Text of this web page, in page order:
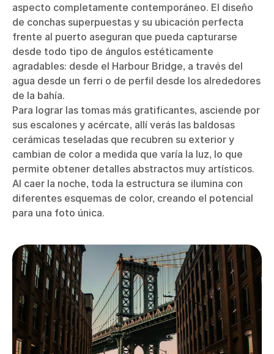
aspecto completamente contemporáneo. El diseño
de conchas superpuestas y su ubicación perfecta
frente al puerto aseguran que pueda capturarse
desde todo tipo de ángulos estéticamente
agradables: desde el Harbour Bridge, a través del
agua desde un ferri o de perfil desde los alrededores
de la bahía.
Para lograr las tomas más gratificantes, asciende por
sus escalones y acércate, allí verás las baldosas
cerámicas teseladas que recubren su exterior y
cambian de color a medida que varía la luz, lo que
permite obtener detalles abstractos muy artísticos.
Al caer la noche, toda la estructura se ilumina con
diferentes esquemas de color, creando el potencial
para una foto única.